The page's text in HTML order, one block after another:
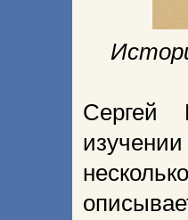
Сергей